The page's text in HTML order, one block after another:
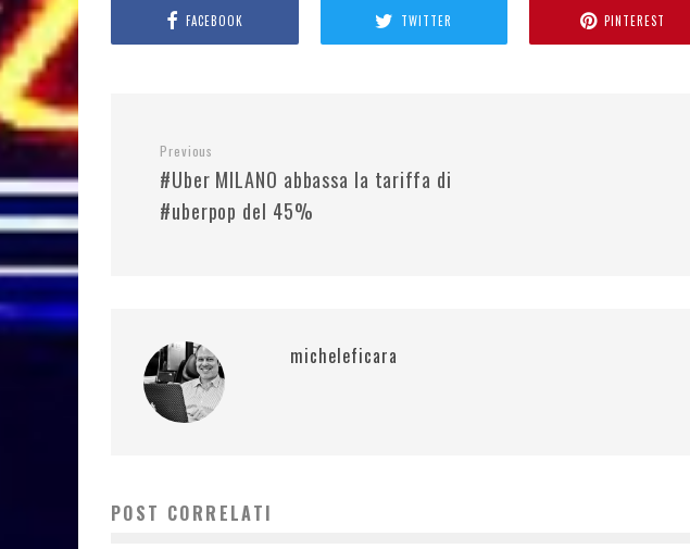
FACEBOOK TWITTER PINTEREST
Previous
#Uber MILANO abbassa la tariffa di
#uberpop del 45%
micheleficara
POST CORRELATI